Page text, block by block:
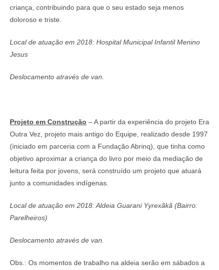
criança, contribuindo para que o seu estado seja menos
doloroso e triste.
Local de atuação em 2018: Hospital Municipal Infantil Menino
Jesus
Deslocamento através de van.
Projeto em Construção – A partir da experiência do projeto Era
Outra Vez, projeto mais antigo do Equipe, realizado desde 1997
(iniciado em parceria com a Fundação Abrinq), que tinha como
objetivo aproximar a criança do livro por meio da mediação de
leitura feita por jovens, será construído um projeto que atuará
junto a comunidades indígenas.
Local de atuação em 2018: Aldeia Guarani Yyrexãkã (Bairro:
Parelheiros)
Deslocamento através de van.
Obs.: Os momentos de trabalho na aldeia serão em sábados a